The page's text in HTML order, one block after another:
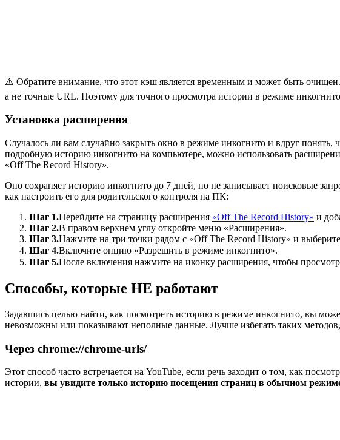
⚠️ Обратите внимание, что этот кэш является временным и может быть
а не точные URL. Поэтому для точного просмотра истории в режиме
Установка расширения
Случалось ли вам случайно закрыть окно в режиме инкогнито и вдруг
подробную историю инкогнито на компьютере, можно использовать
«Off The Record History».
Оно сохраняет историю инкогнито до 7 дней, но не записывает поисковые
как настроить его для родительского контроля на ПК:
Шаг 1.Перейдите на страницу расширения «Off The Record History» и
Шаг 2.В правом верхнем углу откройте меню «Расширения».
Шаг 3.Нажмите на три точки рядом с «Off The Record History» и
Шаг 4.Включите опцию «Разрешить в режиме инкогнито».
Шаг 5.После включения нажмите на иконку расширения, чтобы
Способы, которые НЕ работают
Задавшись целью найти, как посмотреть историю в режиме инкогнито, вы
невозможны или показывают неполные данные. Лучше избегать таких методов,
Через chrome://chrome-urls/
Этот способ часто встречается на YouTube, если речь заходит о том, как
истории, вы увидите только историю посещения страниц в обычном